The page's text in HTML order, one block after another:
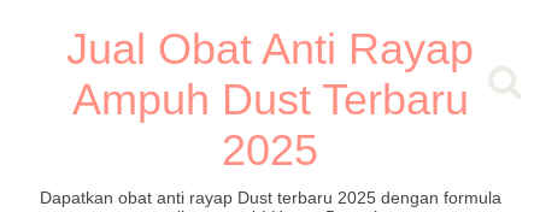
Jual Obat Anti Rayap
Ampuh Dust Terbaru
2025
Dapatkan obat anti rayap Dust terbaru 2025 dengan formula